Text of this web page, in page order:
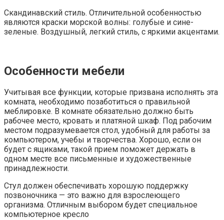
Скандинавский стиль. Отличительной особенностью
являются краски морской волны: голубые и сине-
зеленые. Воздушный, легкий стиль, с яркими акцентами.
Особенности мебели
Учитывая все функции, которые призвана исполнять эта
комната, необходимо позаботиться о правильной
меблировке. В комнате обязательно должно быть
рабочее место, кровать и платяной шкаф. Под рабочим
местом подразумевается стол, удобный для работы за
компьютером, учебы и творчества. Хорошо, если он
будет с ящиками, такой прием поможет держать в
одном месте все письменные и художественные
принадлежности.
Стул должен обеспечивать хорошую поддержку
позвоночника — это важно для взрослеющего
организма. Отличным выбором будет специальное
компьютерное кресло